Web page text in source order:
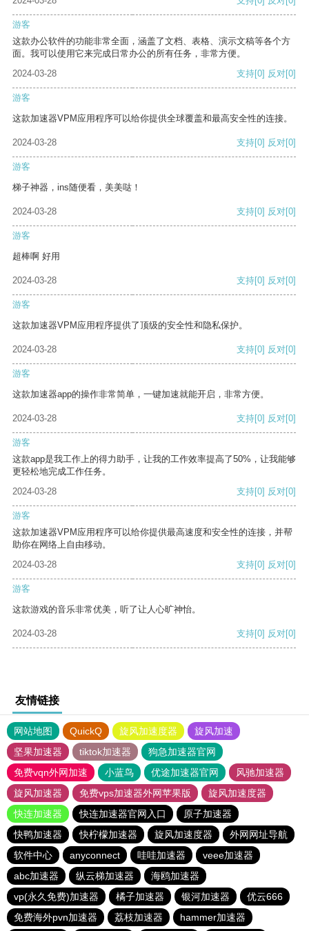
游客
这款办公软件的功能非常全面，涵盖了文档、表格、演示文稿等各个方
面。我可以使用它来完成日常办公的所有任务，非常方便。
2024-03-28
支持[0] 反对[0]
游客
这款加速器VPM应用程序可以给你提供全球覆盖和最高安全性的连接。
2024-03-28 支持[0] 反对[0]
游客
梯子神器，ins随便看，美美哒！
2024-03-28 支持[0] 反对[0]
游客
超棒啊 好用
2024-03-28 支持[0] 反对[0]
游客
这款加速器VPM应用程序提供了顶级的安全性和隐私保护。
2024-03-28 支持[0] 反对[0]
游客
这款加速器app的操作非常简单，一键加速就能开启，非常方便。
2024-03-28 支持[0] 反对[0]
游客
这款app是我工作上的得力助手，让我的工作效率提高了50%，让我能够
更轻松地完成工作任务。
2024-03-28
支持[0] 反对[0]
游客
这款加速器VPM应用程序可以给你提供最高速度和安全性的连接，并帮
助你在网络上自由移动。
2024-03-28
支持[0] 反对[0]
游客
这款游戏的音乐非常优美，听了让人心旷神怡。
2024-03-28 支持[0] 反对[0]
友情链接
网站地图 QuickQ 旋风加速度器
旋风加速
坚果加速器
tiktok加速器
狗急加速器官网
免费vqn外网加速
小蓝鸟 优途加速器官网
风驰加速器
旋风加速器
免费vps加速器外网苹果版
旋风加速度器
快连加速器
快连加速器官网入口
原子加速器
快鸭加速器
快柠檬加速器 旋风加速度器
外网网址导航
软件中心
anyconnect 哇哇加速器
veee加速器
abc加速器
纵云梯加速器
海鸥加速器
vp(永久免费)加速器
橘子加速器 银河加速器
优云666
免费海外pvn加速器
荔枝加速器 hammer加速器